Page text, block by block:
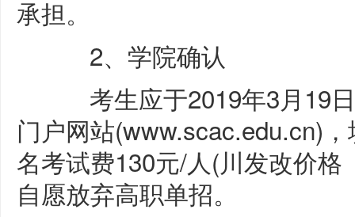
承担。
2、学院确认
考生应于2019年3月19日
门户网站(www.scac.edu.cn)
名考试费130元/人(川发改价
自愿放弃高职单招。